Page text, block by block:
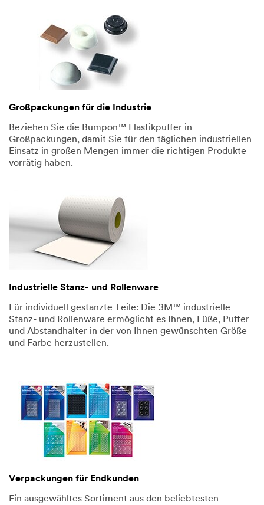
Großpackungen für die Industrie
Beziehen Sie die Bumpon™ Elastikpuffer in
Großpackungen, damit Sie für den täglichen industriellen
Einsatz in großen Mengen immer die richtigen Produkte
vorrätig haben.
Industrielle Stanz- und Rollenware
Für individuell gestanzte Teile: Die 3M™ industrielle
Stanz- und Rollenware ermöglicht es Ihnen, Füße, Puffer
und Abstandhalter in der von Ihnen gewünschten Größe
und Farbe herzustellen.
Verpackungen für Endkunden
Ein ausgewähltes Sortiment aus den beliebtesten